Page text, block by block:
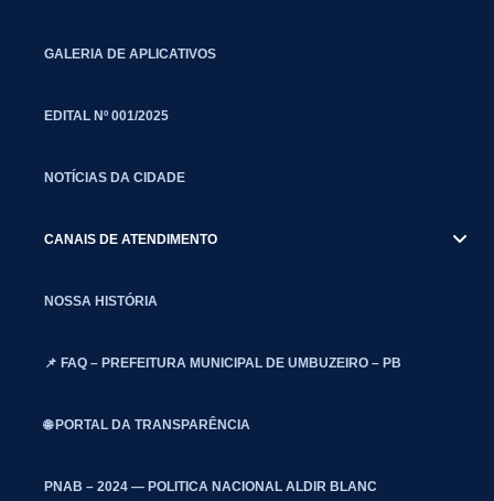
GALERIA DE APLICATIVOS
EDITAL Nº 001/2025
NOTÍCIAS DA CIDADE
CANAIS DE ATENDIMENTO
NOSSA HISTÓRIA
📌 FAQ – PREFEITURA MUNICIPAL DE UMBUZEIRO – PB
🌐 PORTAL DA TRANSPARÊNCIA
PNAB – 2024 — POLITICA NACIONAL ALDIR BLANC